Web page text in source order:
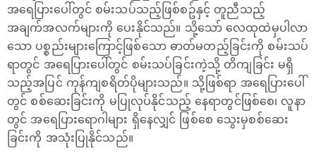
အရေပြားပေါ်တွင် စမ်းသပ်သည့်ဖြစ်စဥ်နှင့် တူညီသည့်
အချက်အလက်များကို ပေးနိုင်သည်။ သို့သော် လေထုထဲမှပါလာ
သော ပစ္စည်းများကြောင့်ဖြစ်သော ဓာတ်မတည့်ခြင်းကို စမ်းသပ်
ရာတွင် အရေပြားပေါ်တွင် စမ်းသပ်ခြင်းကဲ့သို့ တိကျခြင်း မရှိ
သည့်အပြင် ကုန်ကျစရိတ်ပိုများသည်။ သို့ဖြစ်ရာ အရေပြားပေါ်
တွင် စစ်ဆေးခြင်းကို မပြုလုပ်နိုင်သည့် နေရာတွင်ဖြစ်စေ၊ လူနာ
တွင် အရေပြားရောဂါများ ရှိနေလျှင် ဖြစ်စေ သွေးမှစစ်ဆေး
ခြင်းကို အသုံးပြုနိုင်သည်။